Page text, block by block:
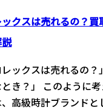
クスは売れるの？買
レックスは売れるの
き？」 このように
高級時計ブランドと